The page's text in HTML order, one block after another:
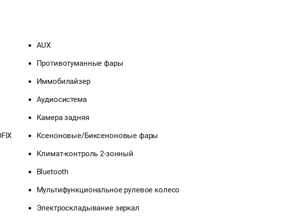
AUX
Противотуманные фары
Иммобилайзер
Аудиосистема
Камера задняя
Ксеноновые/Биксеноновые фары
Климат-контроль 2-зонный
Bluetooth
Мультифункциональное рулевое колесо
Электроскладывание зеркал